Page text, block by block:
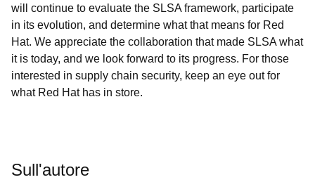
will continue to evaluate the SLSA framework, participate
in its evolution, and determine what that means for Red
Hat. We appreciate the collaboration that made SLSA what
it is today, and we look forward to its progress. For those
interested in supply chain security, keep an eye out for
what Red Hat has in store.
Sull'autore